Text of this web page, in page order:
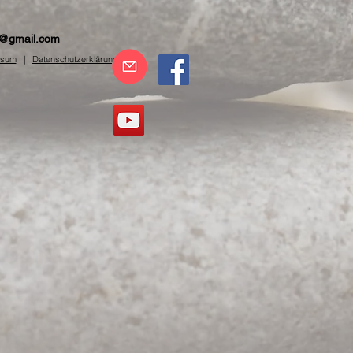
| Datenschutzerklärung